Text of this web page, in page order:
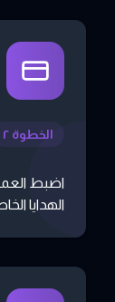
الخطوة ٢
اضبط
الهدايا